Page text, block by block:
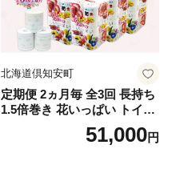
北海道倶知安町
定期便 2ヵ月毎 全3回 長持ち
1.5倍巻き 花いっぱい トイレ
ットペーパー ダブル 45ｍ 計
72ロール 全18種 花柄 プリン
51,000円